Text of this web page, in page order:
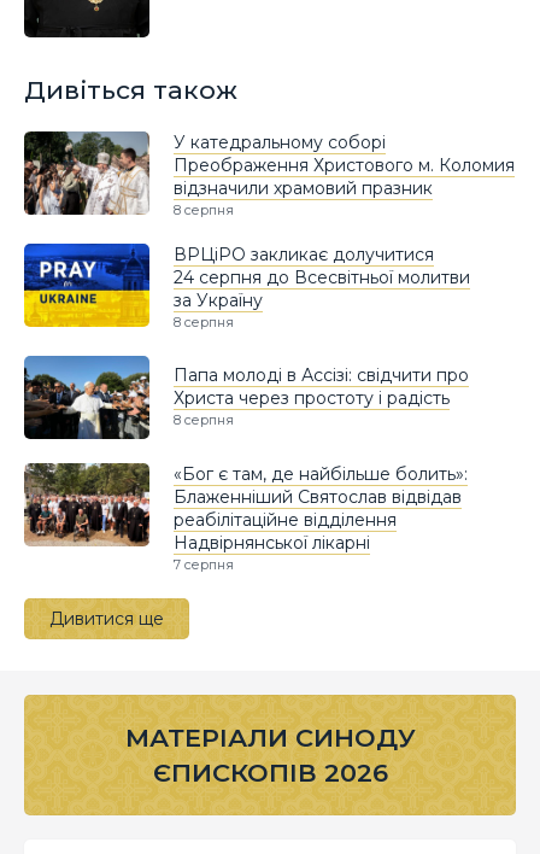
Дивіться також
У катедральному соборі
Преображення Христового м. Коломия
відзначили храмовий празник
8 серпня
ВРЦіРО закликає долучитися
24 серпня до Всесвітньої молитви
за Україну
8 серпня
Папа молоді в Ассізі: свідчити про
Христа через простоту і радість
8 серпня
«Бог є там, де найбільше болить»:
Блаженніший Святослав відвідав
реабілітаційне відділення
Надвірнянської лікарні
7 серпня
Дивитися ще
МАТЕРІАЛИ СИНОДУ
ЄПИСКОПІВ 2026